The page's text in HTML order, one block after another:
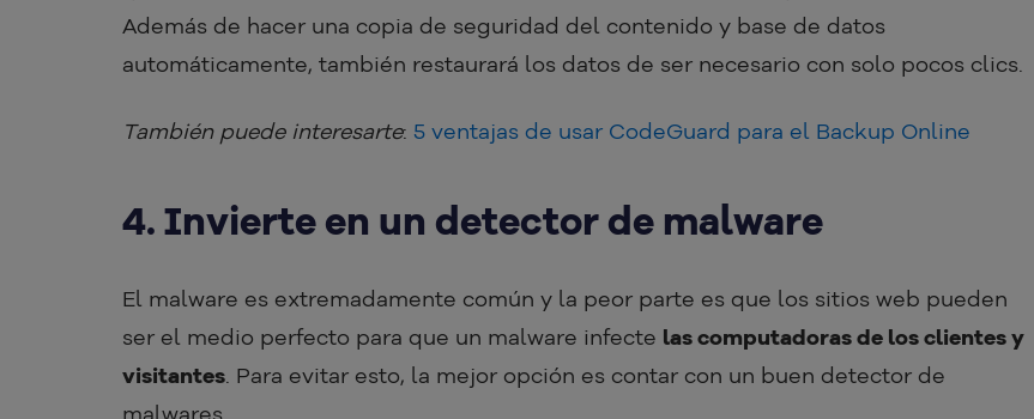
Además de hacer una copia de seguridad del contenido y base de datos
automáticamente, también restaurará los datos de ser necesario con solo pocos clics.
También puede interesarte: 5 ventajas de usar CodeGuard para el Backup Online
4. Invierte en un detector de malware
El malware es extremadamente común y la peor parte es que los sitios web pueden
ser el medio perfecto para que un malware infecte las computadoras de los clientes y
visitantes. Para evitar esto, la mejor opción es contar con un buen detector de